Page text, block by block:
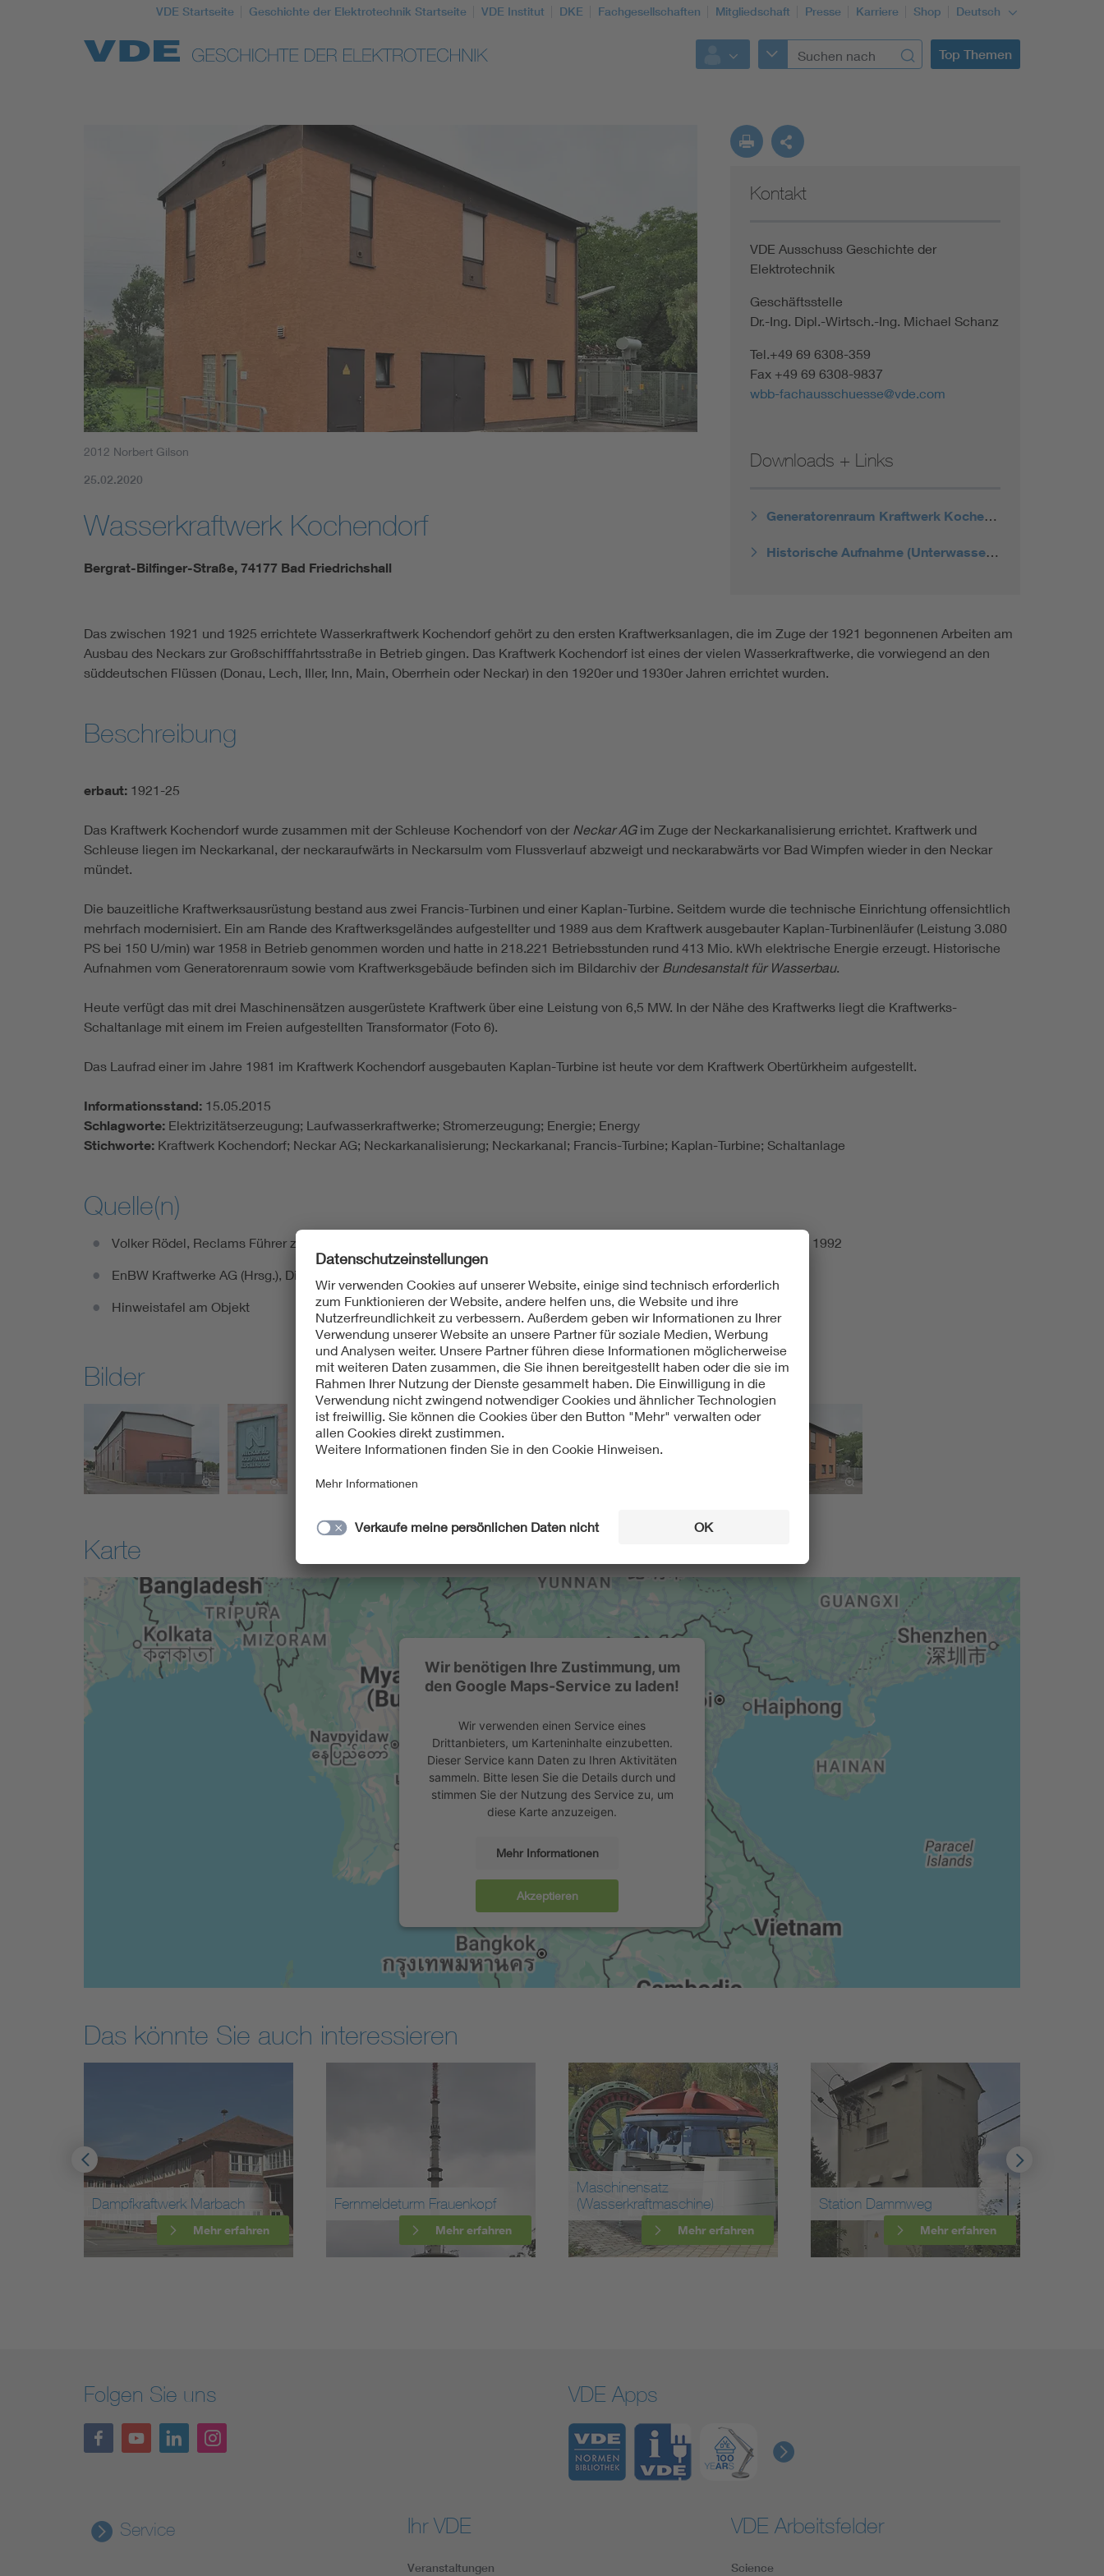
VDE Startseite Geschichte der Elektrotechnik Startseite VDE Institut DKE Fachgesellschaften Mitgliedschaft Presse Karriere Shop Deutsch
Top Themen
Weitere Themen
2012 Norbert Gilson
25.02.2020
Wasserkraftwerk Kochendorf
Bergrat-Bilfinger-Straße, 74177 Bad Friedrichshall
Kontakt
VDE Ausschuss Geschichte der
Elektrotechnik
Geschäftsstelle
Dr.-Ing. Dipl.-Wirtsch.-Ing. Michael Schanz
Tel.+49 69 6308-359
Fax +49 69 6308-9837
wbb-fachausschuesse@vde.com
Downloads + Links
Generatorenraum Kraftwerk Kochendorf
Historische Aufnahme (Unterwasserseite)
Das zwischen 1921 und 1925 errichtete Wasserkraftwerk Kochendorf gehört zu den ersten Kraftwerksanlagen, die im Zuge der 1921 begonnenen Arbeiten am
Ausbau des Neckars zur Großschifffahrtsstraße in Betrieb gingen. Das Kraftwerk Kochendorf ist eines der vielen Wasserkraftwerke, die vorwiegend an den
süddeutschen Flüssen (Donau, Lech, Iller, Inn, Main, Oberrhein oder Neckar) in den 1920er und 1930er Jahren errichtet wurden.
Beschreibung
erbaut: 1921-25
Das Kraftwerk Kochendorf wurde zusammen mit der Schleuse Kochendorf von der Neckar AGim Zuge der Neckarkanalisierung errichtet. Kraftwerk und
Schleuse liegen im Neckarkanal, der neckaraufwärts in Neckarsulm vom Flussverlauf abzweigt und neckarabwärts vor Bad Wimpfen wieder in den Neckar
mündet.
Die bauzeitliche Kraftwerksausrüstung bestand aus zwei Francis-Turbinen und einer Kaplan-Turbine. Seitdem wurde die technische Einrichtung offensichtlich
mehrfach modernisiert. Ein am Rande des Kraftwerksgeländes aufgestellter und 1989 aus dem Kraftwerk ausgebauter Kaplan-Turbinenläufer (Leistung 3.080
PS bei 150 U/min) war 1958 in Betrieb genommen worden und hatte in 218.221 Betriebsstunden rund 413 Mio. kWh elektrische Energie erzeugt. Historische
Aufnahmen vom Generatorenraum sowie vom Kraftwerksgebäude befinden sich im Bildarchiv der Bundesanstalt für Wasserbau.
Heute verfügt das mit drei Maschinensätzen ausgerüstete Kraftwerk über eine Leistung von 6,5 MW. In der Nähe des Kraftwerks liegt die Kraftwerks-
Schaltanlage mit einem im Freien aufgestellten Transformator (Foto 6).
Das Laufrad einer im Jahre 1981 im Kraftwerk Kochendorf ausgebauten Kaplan-Turbine ist heute vor dem Kraftwerk Obertürkheim aufgestellt.
Informationsstand: 15.05.2015
Schlagworte: Elektrizitätserzeugung; Laufwasserkraftwerke; Stromerzeugung; Energie; Energy
Stichworte: Kraftwerk Kochendorf; Neckar AG; Neckarkanalisierung; Neckarkanal; Francis-Turbine; Kaplan-Turbine; Schaltanlage
Quelle(n)
Volker Rödel, Reclams Führer zu den Denkmalen der Industrie und Technik in Deutschland. Bd. 1. Alte Länder, Stuttgart 1992
EnBW Kraftwerke AG (Hrsg.), Die Wasserkraft am schiffbaren Neckar, Stuttgart [PDF-Datei, Download am 11.04.2014]
Hinweistafel am Objekt
Bilder
Karte
Wir benötigen Ihre Zustimmung, um
den Google Maps-Service zu laden!
Wir verwenden einen Service eines
Drittanbieters, um Karteninhalte einzubetten.
Dieser Service kann Daten zu Ihren Aktivitäten
sammeln. Bitte lesen Sie die Details durch und
stimmen Sie der Nutzung des Service zu, um
diese Karte anzuzeigen.
Mehr Informationen
Akzeptieren
Das könnte Sie auch interessieren
Dampfkraftwerk Marbach
Mehr erfahren
Fernmeldeturm Frauenkopf
Mehr erfahren
Maschinensatz
(Wasserkraftmaschine)
Mehr erfahren
Station Dammweg
Mehr erfahren
Station Ertingen
Kälberweide
Folgen Sie uns VDE Apps
Service Ihr VDE
Veranstaltungen
VDE Arbeitsfelder
Science